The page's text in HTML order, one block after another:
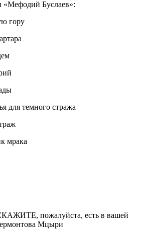
«Мефодий Буслаев»:
гору
для темного стража
мрака
пожалуйста, есть в вашей
Мцыри